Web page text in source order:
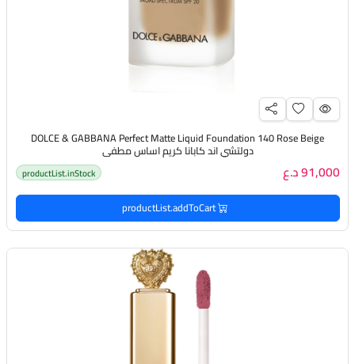
DOLCE & GABBANA Perfect Matte Liquid Foundation 140 Rose Beige
دولتشي اند كابانا كريم اساس مطفي
91,000 د.ع productList.inStock
productList.addToCart